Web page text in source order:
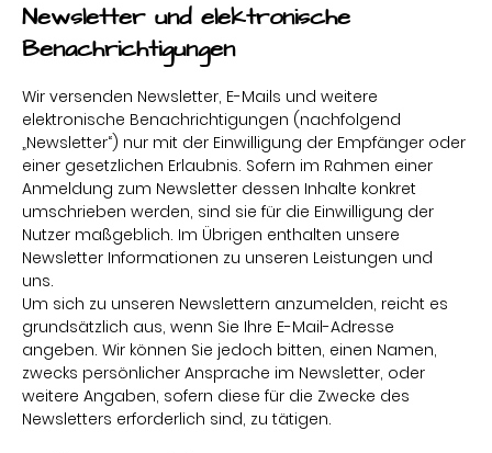
Newsletter und elektronische
Benachrichtigungen
Wir versenden Newsletter, E-Mails und weitere
elektronische Benachrichtigungen (nachfolgend
„Newsletter“) nur mit der Einwilligung der Empfänger oder
einer gesetzlichen Erlaubnis. Sofern im Rahmen einer
Anmeldung zum Newsletter dessen Inhalte konkret
umschrieben werden, sind sie für die Einwilligung der
Nutzer maßgeblich. Im Übrigen enthalten unsere
Newsletter Informationen zu unseren Leistungen und
uns.
Um sich zu unseren Newslettern anzumelden, reicht es
grundsätzlich aus, wenn Sie Ihre E-Mail-Adresse
angeben. Wir können Sie jedoch bitten, einen Namen,
zwecks persönlicher Ansprache im Newsletter, oder
weitere Angaben, sofern diese für die Zwecke des
Newsletters erforderlich sind, zu tätigen.